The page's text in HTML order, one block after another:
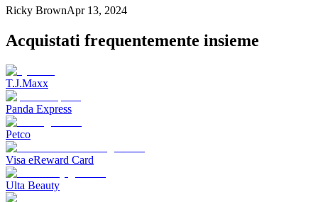
Ricky BrownApr 13, 2024
Acquistati frequentemente insieme
T.J.Maxx
Panda Express
Petco
Visa eReward Card
Ulta Beauty